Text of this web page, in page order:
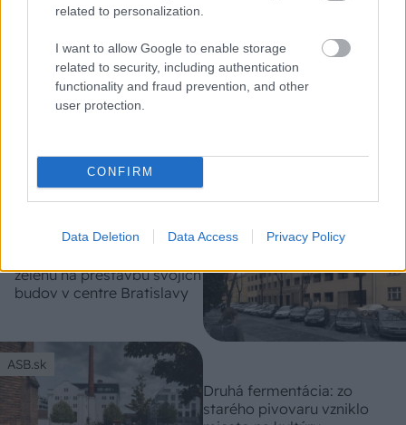
related to personalization.
I want to allow Google to enable storage
related to security, including authentication
functionality and fraud prevention, and other
user protection.
CONFIRM
Data Deletion Data Access Privacy Policy
Rekonštrukcia Bierovských
Triumf Ivana Kmotríka.
zelenú na prestavbu svojich
budov v centre Bratislavy
ASB.sk
Druhá fermentácia: zo
starého pivovaru vzniklo